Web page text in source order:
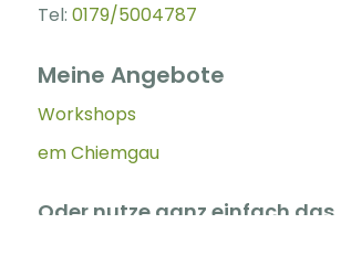
Tel: 0179/5004787
Meine Angebote
Workshops
em Chiemgau
Oder nutze ganz einfach das